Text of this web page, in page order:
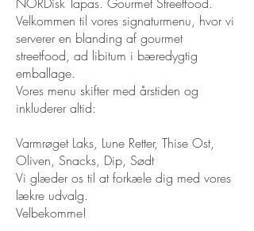
Velkommen til vores signaturmenu, hvor vi
serverer en blanding af gourmet
streetfood, ad libitum i bæredygtig
emballage.
Vores menu skifter med årstiden og
inkluderer altid:
Varmrøget Laks, Lune Retter, Thise Ost,
Oliven, Snacks, Dip, Sødt
Vi glæder os til at forkæle dig med vores
lækre udvalg.
Velbekomme!